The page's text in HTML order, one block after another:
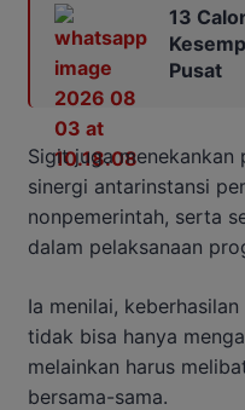
13
Pusat
Sigit juga menekankan
sinergi antarinstansi
nonpemerintah, serta
dalam pelaksanaan
Ia menilai,
tidak bisa hanya
melainkan harus
bersama-sama.